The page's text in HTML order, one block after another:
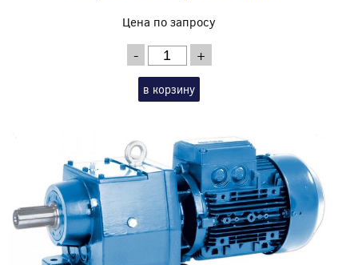
Цена по запросу
- +
в корзину